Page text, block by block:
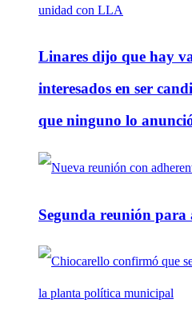
Linares dijo que hay
interesados en ser
que ninguno lo
Segunda reunión